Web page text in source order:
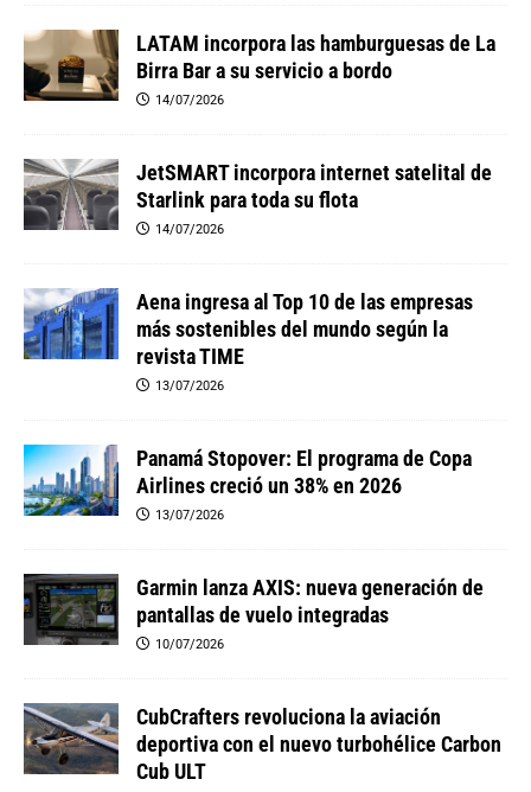
LATAM incorpora las hamburguesas de La
Birra Bar a su servicio a bordo
14/07/2026
JetSMART incorpora internet satelital de
Starlink para toda su flota
14/07/2026
Aena ingresa al Top 10 de las empresas
más sostenibles del mundo según la
revista TIME
13/07/2026
Panamá Stopover: El programa de Copa
Airlines creció un 38% en 2026
13/07/2026
Garmin lanza AXIS: nueva generación de
pantallas de vuelo integradas
10/07/2026
CubCrafters revoluciona la aviación
deportiva con el nuevo turbohélice Carbon
Cub ULT